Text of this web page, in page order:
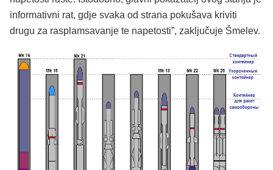
informativni rat, gdje svaka od strana pokušava kriviti
drugu za rasplamsavanje te napetosti”, zaključuje Šmelev.